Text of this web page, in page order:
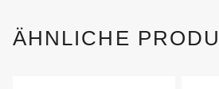
ÄHNLICHE